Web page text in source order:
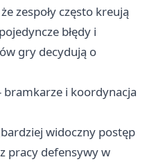
zespoły często kreują
błędy i
gry decydują o
bramkarze i koordynacja
widoczny postęp
pracy defensywy w